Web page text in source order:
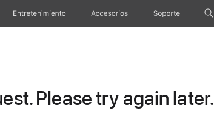
Entretenimiento Accesorios Soporte
Please try again later.